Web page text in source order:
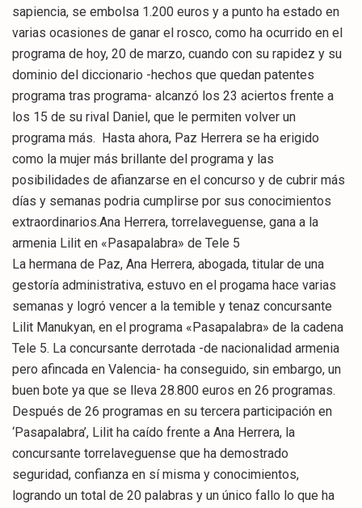
sapiencia, se embolsa 1.200 euros y a punto ha estado en
varias ocasiones de ganar el rosco, como ha ocurrido en el
programa de hoy, 20 de marzo, cuando con su rapidez y su
dominio del diccionario -hechos que quedan patentes
programa tras programa- alcanzó los 23 aciertos frente a
los 15 de su rival Daniel, que le permiten volver un
programa más. Hasta ahora, Paz Herrera se ha erigido
como la mujer más brillante del programa y las
posibilidades de afianzarse en el concurso y de cubrir más
días y semanas podria cumplirse por sus conocimientos
extraordinarios.Ana Herrera, torrelaveguense, gana a la
armenia Lilit en «Pasapalabra» de Tele 5
La hermana de Paz, Ana Herrera, abogada, titular de una
gestoría administrativa, estuvo en el progama hace varias
semanas y logró vencer a la temible y tenaz concursante
Lilit Manukyan, en el programa «Pasapalabra» de la cadena
Tele 5. La concursante derrotada -de nacionalidad armenia
pero afincada en Valencia- ha conseguido, sin embargo, un
buen bote ya que se lleva 28.800 euros en 26 programas.
Después de 26 programas en su tercera participación en
‘Pasapalabra’, Lilit ha caído frente a Ana Herrera, la
concursante torrelaveguense que ha demostrado
seguridad, confianza en sí misma y conocimientos,
logrando un total de 20 palabras y un único fallo lo que ha